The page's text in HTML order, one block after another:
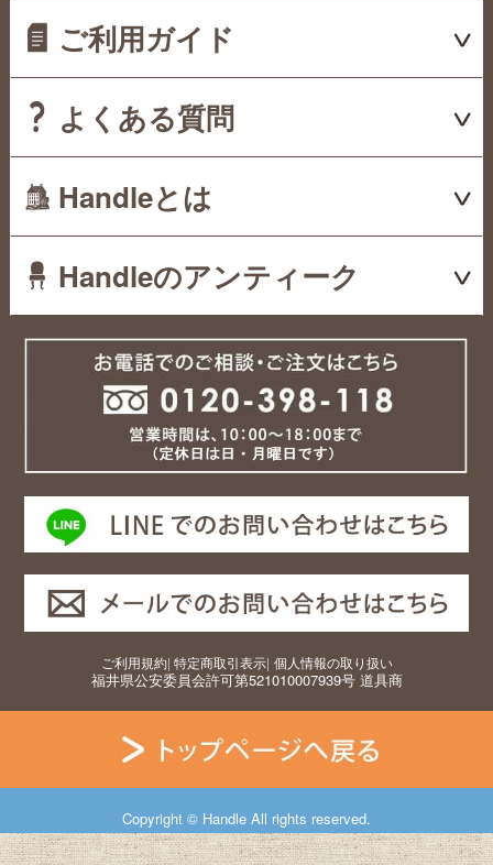
ご利用ガイド
よくある質問
Handleとは
Handleのアンティーク
ご利用規約| 特定商取引表示| 個人情報の取り扱い
福井県公安委員会許可第521010007939号 道具商
Copyright © Handle All rights reserved.